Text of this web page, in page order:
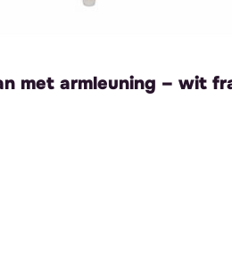
met armleuning – wit